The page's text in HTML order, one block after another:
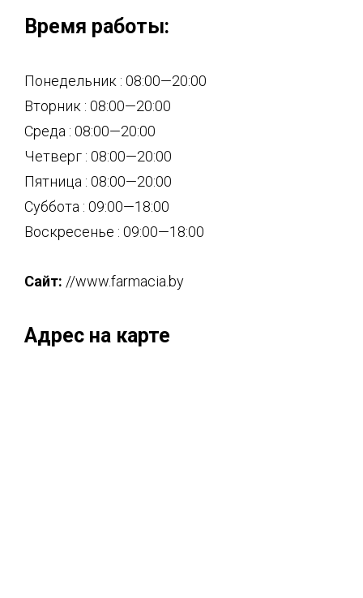
Время работы:
Понедельник : 08:00—20:00
Вторник : 08:00—20:00
Среда : 08:00—20:00
Четверг : 08:00—20:00
Пятница : 08:00—20:00
Суббота : 09:00—18:00
Воскресенье : 09:00—18:00
Сайт: //www.farmacia.by
Адрес на карте